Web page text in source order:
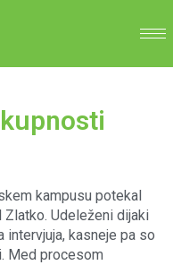
kampusu potekal
Udeleženi dijaki
intervjuja, kasneje pa so
Med procesom